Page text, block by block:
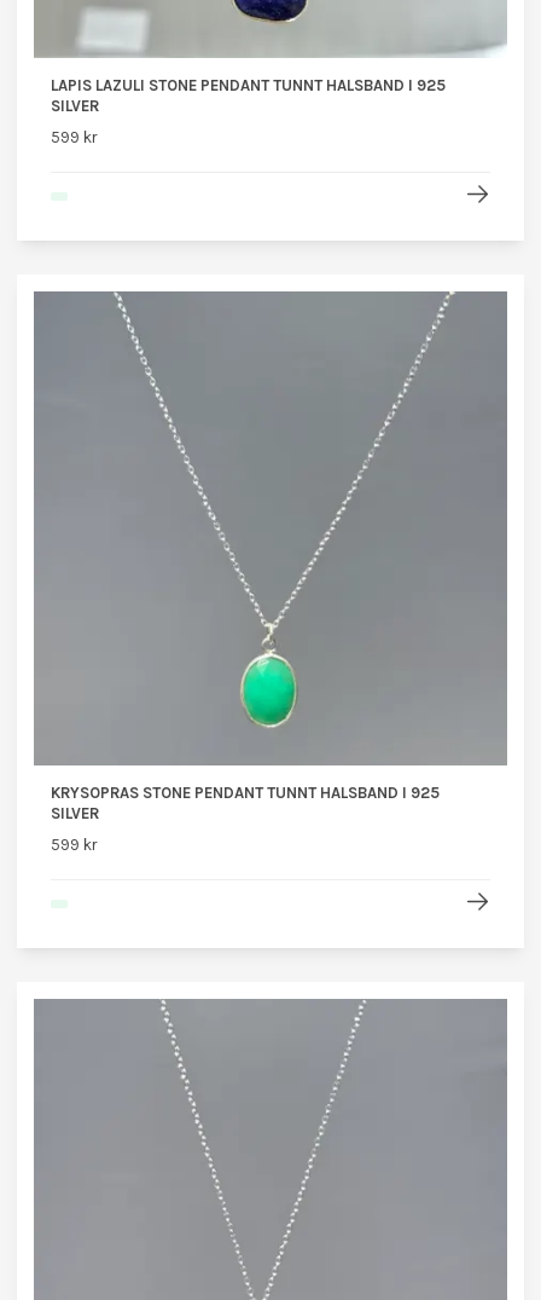
LAPIS LAZULI STONE PENDANT TUNNT HALSBAND I 925
SILVER
599 kr
KRYSOPRAS STONE PENDANT TUNNT HALSBAND I 925
SILVER
599 kr